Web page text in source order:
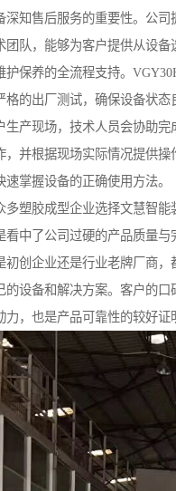
深知售后服务的重要性。公司
团队，能够为客户提供从设备
护保养的全流程支持。
格的出厂测试，确保设备状态
生产现场，技术人员会协助完
，并根据现场实际情况提供操
速掌握设备的正确使用方法。
多塑胶成型企业选择文慧智能
看中了公司过硬的产品质量与
初创企业还是行业老牌厂商，
的设备和解决方案。客户的口
力，也是产品可靠性的较好证